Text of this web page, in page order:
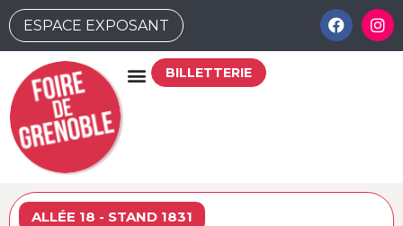
ESPACE EXPOSANT
BILLETTERIE
ALLÉE 18 - STAND 1831